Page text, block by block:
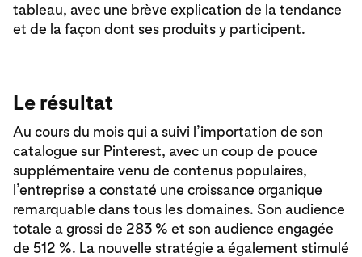
tableau, avec une brève explication de la tendance
et de la façon dont ses produits y participent.
Le résultat
Au cours du mois qui a suivi l’importation de son
catalogue sur Pinterest, avec un coup de pouce
supplémentaire venu de contenus populaires,
l’entreprise a constaté une croissance organique
remarquable dans tous les domaines. Son audience
totale a grossi de 283 % et son audience engagée
de 512 %. La nouvelle stratégie a également stimulé